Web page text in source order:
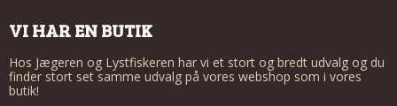
VI HAR EN BUTIK
Hos Jægeren og Lystfiskeren har vi et stort og bredt udvalg og du
finder stort set samme udvalg på vores webshop som i vores
butik!